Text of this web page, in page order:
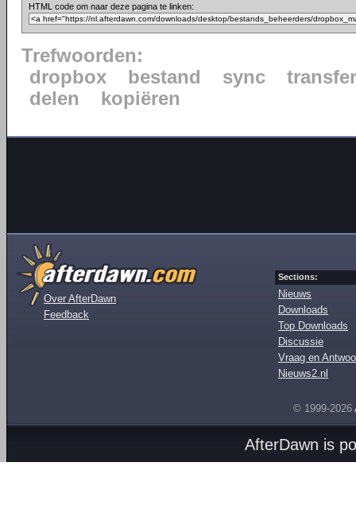
HTML code om naar deze pagina te linken:
Trefwoorden:
dropbox
bestand sync
transfer
delen
kopiëren
Over AfterDawn
Feedback
Sections:
Nieuws
Downloads
Top Downloads
Discussie
Vraag en
Nieuws2.nl
© 1999-2026
AfterDawn is